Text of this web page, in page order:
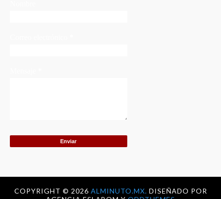
COPYRIGHT © 2026 ALMINUTO.MX. DISEÑADO POR